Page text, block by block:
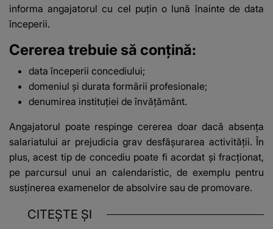
informa angajatorul cu cel puțin o lună înainte de data
începerii.
Cererea trebuie să conțină:
data începerii concediului;
domeniul și durata formării profesionale;
denumirea instituției de învățământ.
Angajatorul poate respinge cererea doar dacă absența
salariatului ar prejudicia grav desfășurarea activității. În
plus, acest tip de concediu poate fi acordat și fracționat,
pe parcursul unui an calendaristic, de exemplu pentru
susținerea examenelor de absolvire sau de promovare.
CITEȘTE ȘI